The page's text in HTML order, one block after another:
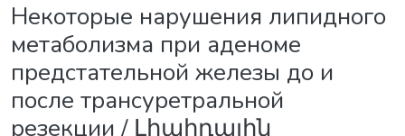
Некоторые нарушения липидного
метаболизма при аденоме
предстательной железы до и
после трансуретральной
резекции / Լիպիդային